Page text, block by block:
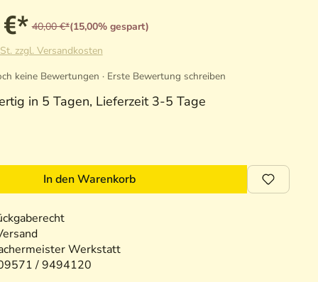
40,00 €*(15,00% gespart)
zzgl. Versandkosten
keine Bewertungen · Erste Bewertung schreiben
in 5 Tagen, Lieferzeit 3-5 Tage
In den Warenkorb
Werkstatt
/ 9494120